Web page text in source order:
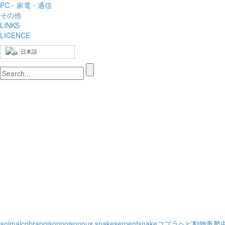
PC・家電・通信
その他
LINKS
LICENCE
日本語